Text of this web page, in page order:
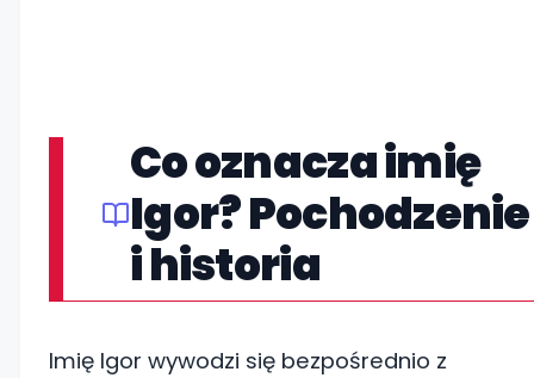
Co oznacza imię
Igor? Pochodzenie
i historia
Imię Igor wywodzi się bezpośrednio z